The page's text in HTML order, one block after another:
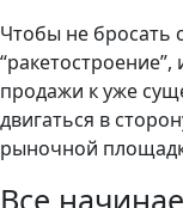
Чтобы не бросать
продажи к уже
двигаться в
рыночной
Все